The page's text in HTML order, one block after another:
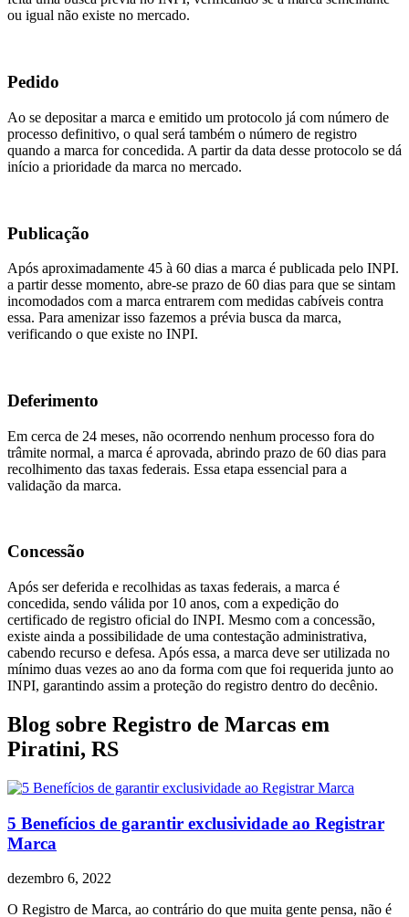
ou igual não existe no mercado.
Pedido
Ao se depositar a marca e emitido um protocolo já com número de
processo definitivo, o qual será também o número de registro
quando a marca for concedida. A partir da data desse protocolo se dá
início a prioridade da marca no mercado.
Publicação
Após aproximadamente 45 à 60 dias a marca é publicada pelo INPI.
a partir desse momento, abre-se prazo de 60 dias para que se sintam
incomodados com a marca entrarem com medidas cabíveis contra
essa. Para amenizar isso fazemos a prévia busca da marca,
verificando o que existe no INPI.
Deferimento
Em cerca de 24 meses, não ocorrendo nenhum processo fora do
trâmite normal, a marca é aprovada, abrindo prazo de 60 dias para
recolhimento das taxas federais. Essa etapa essencial para a
validação da marca.
Concessão
Após ser deferida e recolhidas as taxas federais, a marca é
concedida, sendo válida por 10 anos, com a expedição do
certificado de registro oficial do INPI. Mesmo com a concessão,
existe ainda a possibilidade de uma contestação administrativa,
cabendo recurso e defesa. Após essa, a marca deve ser utilizada no
mínimo duas vezes ao ano da forma com que foi requerida junto ao
INPI, garantindo assim a proteção do registro dentro do decênio.
Blog sobre Registro de Marcas em
Piratini, RS
5 Benefícios de garantir exclusividade ao Registrar
Marca
dezembro 6, 2022
O Registro de Marca, ao contrário do que muita gente pensa, não é